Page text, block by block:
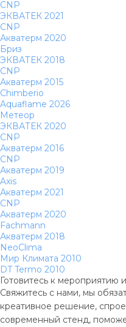
CNP
ЭКВАТЕК 2021
CNP
Акватерм 2020
Бриз
ЭКВАТЕК 2018
CNP
Акватерм 2015
Chimberio
Aquaflame 2026
Метеор
ЭКВАТЕК 2020
CNP
Акватерм 2016
CNP
Акватерм 2019
Axis
Акватерм 2021
CNP
Акватерм 2020
Fachmann
Акватерм 2018
NeoClima
Мир Климата 2010
DT Termo 2010
Готовитесь к мероприятию
Свяжитесь с нами, мы
креативное решение,
современный стенд,